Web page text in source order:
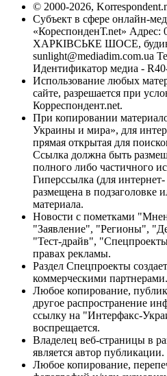
© 2000-2026,
Субъект в сфере онлайн-
«КореспонденТ.net» Адрес:
ХАРКІВСЬКЕ ШОСЕ,
sunlight@mediadim.com.ua
Идентификатор медиа -
Использование любых
сайте, разрешается при
Корреспондент.net.
При копировании
Украины и мира», для
прямая открытая для
Ссылка должна быть
полного либо частичного
Гиперссылка (для
размещена в подзаголовке
материала.
Новости с пометками
"Заявление", "Регионы",
"Тест-драйв",
правах рекламы.
Раздел Спецпроекты
коммерческими партнерами.
Любое копирование,
другое распространение
ссылку на "Интерфакс-
воспрещается.
Владелец веб-страницы в
является автор публикации.
Любое копирование,